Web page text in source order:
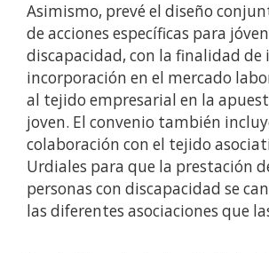
Asimismo, prevé el diseño
de acciones específicas para
discapacidad, con la finalidad de
incorporación en el mercado
al tejido empresarial en la
joven. El convenio también
colaboración con el tejido
Urdiales para que la prestación
personas con discapacidad se
las diferentes asociaciones que